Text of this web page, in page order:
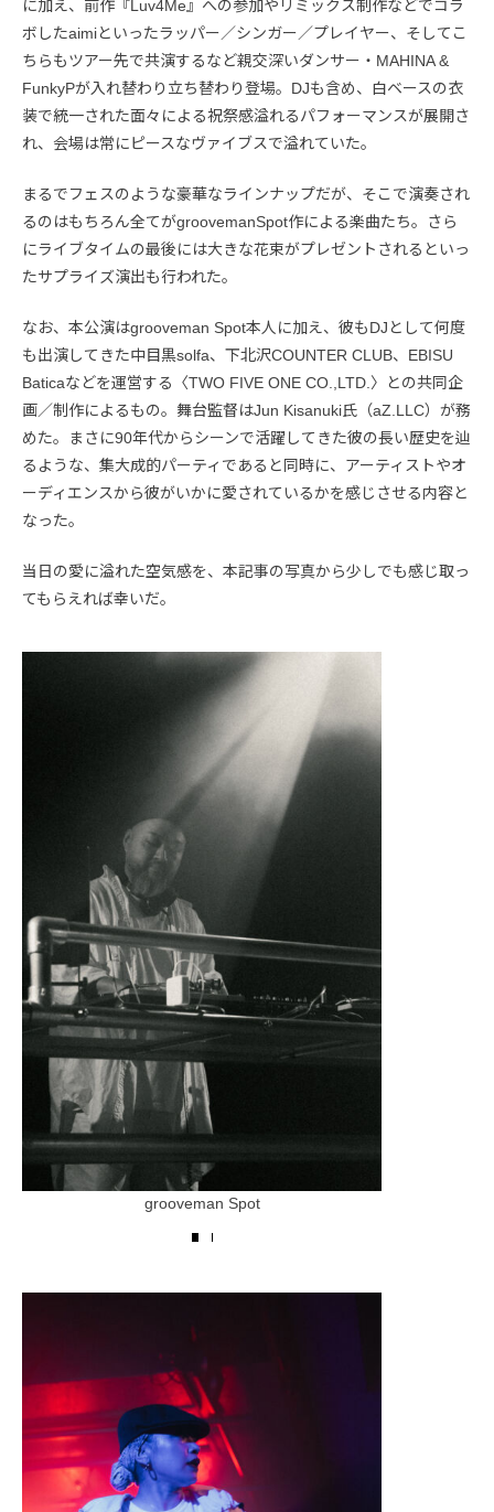
に加え、前作『Luv4Me』への参加やリミックス制作などでコラ
ボしたaimiといったラッパー／シンガー／プレイヤー、そしてこ
ちらもツアー先で共演するなど親交深いダンサー・MAHINA &
FunkyPが入れ替わり立ち替わり登場。DJも含め、白ベースの衣
装で統一された面々による祝祭感溢れるパフォーマンスが展開さ
れ、会場は常にピースなヴァイブスで溢れていた。
まるでフェスのような豪華なラインナップだが、そこで演奏され
るのはもちろん全てがgroovemanSpot作による楽曲たち。さら
にライブタイムの最後には大きな花束がプレゼントされるといっ
たサプライズ演出も行われた。
なお、本公演はgrooveman Spot本人に加え、彼もDJとして何度
も出演してきた中目黒solfa、下北沢COUNTER CLUB、EBISU
Baticaなどを運営する〈TWO FIVE ONE CO.,LTD.〉との共同企
画／制作によるもの。舞台監督はJun Kisanuki氏（aZ.LLC）が務
めた。まさに90年代からシーンで活躍してきた彼の長い歴史を辿
るような、集大成的パーティであると同時に、アーティストやオ
ーディエンスから彼がいかに愛されているかを感じさせる内容と
なった。
当日の愛に溢れた空気感を、本記事の写真から少しでも感じ取っ
てもらえれば幸いだ。
grooveman Spot